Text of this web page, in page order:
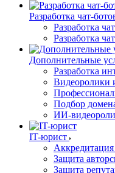
Разработка чат-
Разработка
Разработка
Дополнительные
Разработка
Видеоролики
Подбор
ИИ-
IT-юрист
Защита
Защита